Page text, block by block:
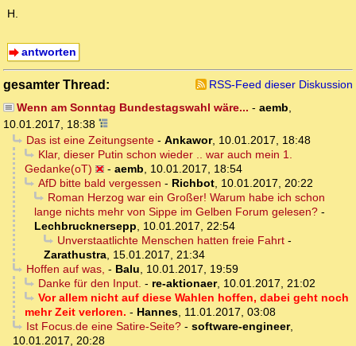
H.
antworten
gesamter Thread:
RSS-Feed dieser Diskussion
Wenn am Sonntag Bundestagswahl wäre... - aemb,
10.01.2017, 18:38
Das ist eine Zeitungsente- Ankawor, 10.01.2017, 18:48
Klar, dieser Putin schon wieder .. war auch mein 1.
Gedanke(oT)
- aemb, 10.01.2017, 18:54
AfD bitte bald vergessen - Richbot, 10.01.2017, 20:22
Roman Herzog war ein Großer! Warum habe ich schon
lange nichts mehr von Sippe im Gelben Forum gelesen? -
Lechbrucknersepp, 10.01.2017, 22:54
Unverstaatlichte Menschen hatten freie Fahrt-
Zarathustra, 15.01.2017, 21:34
Hoffen auf was, - Balu, 10.01.2017, 19:59
Danke für den Input. - re-aktionaer, 10.01.2017, 21:02
Vor allem nicht auf diese Wahlen hoffen, dabei geht noch
mehr Zeit verloren. - Hannes, 11.01.2017, 03:08
Ist Focus.de eine Satire-Seite?- software-engineer,
10.01.2017, 20:28